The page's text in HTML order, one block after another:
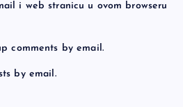
i web stranicu u ovom browseru
comments by email.
by email.